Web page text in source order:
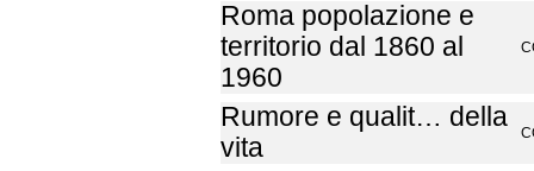
Roma popolazione e
territorio dal 1860 al
1960
Rumore e qualit… della
vita